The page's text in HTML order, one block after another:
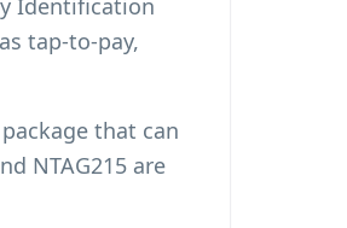
Identification
tap-to-pay,
that can
NTAG215 are